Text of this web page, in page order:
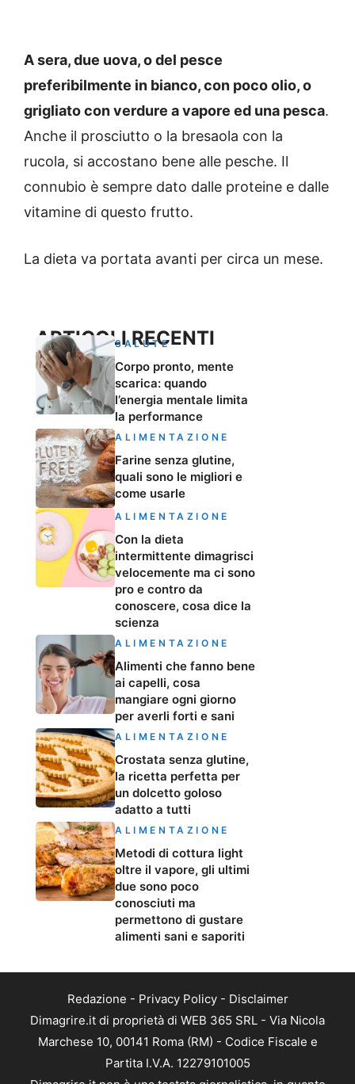
A sera, due uova, o del pesce
preferibilmente in bianco, con poco olio, o
grigliato con verdure a vapore ed una pesca.
Anche il prosciutto o la bresaola con la
rucola, si accostano bene alle pesche. Il
connubio è sempre dato dalle proteine e dalle
vitamine di questo frutto.
La dieta va portata avanti per circa un mese.
ARTICOLI RECENTI
SALUTE
Corpo pronto, mente
scarica: quando
l’energia mentale limita
la performance
ALIMENTAZIONE
Farine senza glutine,
quali sono le migliori e
come usarle
ALIMENTAZIONE
Con la dieta
intermittente dimagrisci
velocemente ma ci sono
pro e contro da
conoscere, cosa dice la
scienza
ALIMENTAZIONE
Alimenti che fanno bene
ai capelli, cosa
mangiare ogni giorno
per averli forti e sani
ALIMENTAZIONE
Crostata senza glutine,
la ricetta perfetta per
un dolcetto goloso
adatto a tutti
ALIMENTAZIONE
Metodi di cottura light
oltre il vapore, gli ultimi
due sono poco
conosciuti ma
permettono di gustare
alimenti sani e saporiti
Redazione - Privacy Policy- Disclaimer
Dimagrire.it di proprietà di WEB 365 SRL - Via Nicola
Marchese 10, 00141 Roma (RM) - Codice Fiscale e
Partita I.V.A. 12279101005